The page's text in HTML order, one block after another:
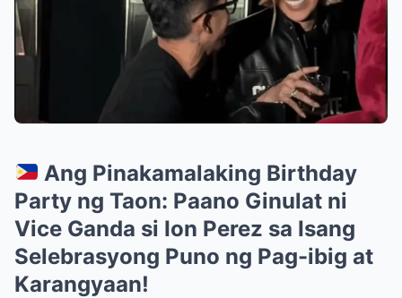
Ang Pinakamalaking Birthday
Party ng Taon: Paano Ginulat ni
Vice Ganda si Ion Perez sa Isang
Selebrasyong Puno ng Pag-ibig at
Karangyaan!